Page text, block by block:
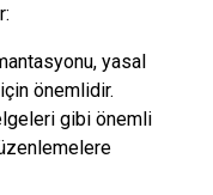
yasal
önemlidir.
gibi önemli